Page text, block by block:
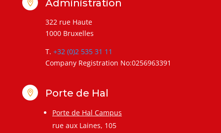
 Administration
322 rue Haute
1000 Bruxelles
T. +32 (0)2 535 31 11
Company Registration No:0256963391
 Porte de Hal
Porte de Hal Campus
rue aux Laines, 105